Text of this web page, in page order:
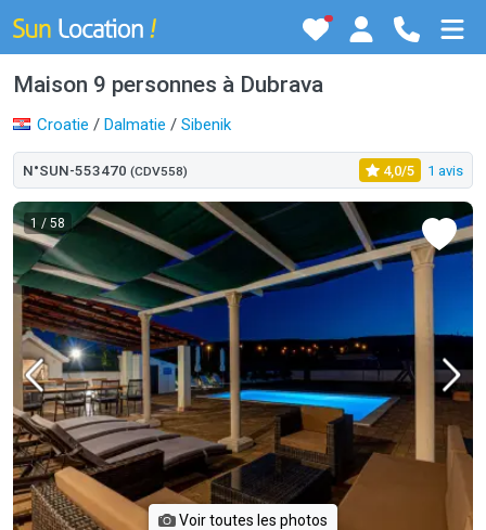
Maison 9 personnes à Dubrava
Croatie / Dalmatie / Sibenik
N°SUN-553470 (CDV558) 4,0/5 1 avis
1 / 58
Voir toutes les photos